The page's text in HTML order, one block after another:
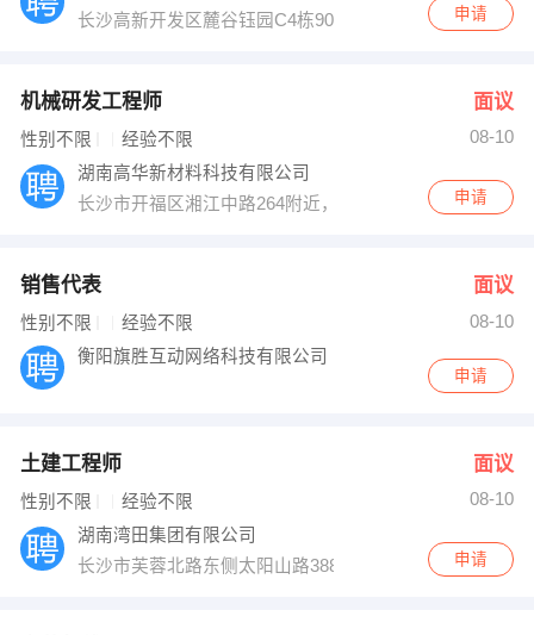
长沙高新开发区麓谷钰园C4栋901
申请
机械研发工程师 面议
性别不限 经验不限
08-10
湖南高华新材料科技有限公司
长沙市开福区湘江中路264附近，万达·总部国际申请
销售代表 面议
性别不限 经验不限
08-10
衡阳旗胜互动网络科技有限公司
申请
土建工程师 面议
性别不限 经验不限
08-10
湖南湾田集团有限公司
长沙市芙蓉北路东侧太阳山路388号湾田国际建材基地
申请